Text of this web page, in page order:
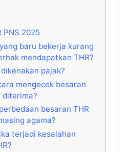
PNS 2025
baru bekerja kurang
mendapatkan THR?
pajak?
mengecek besaran
diterima?
besaran THR
agama?
terjadi kesalahan